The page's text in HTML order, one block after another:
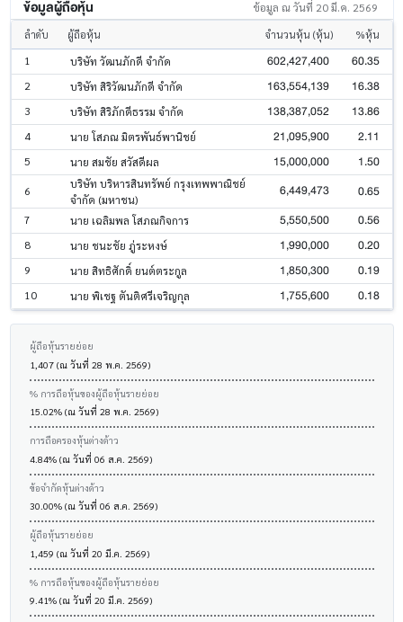
ข้อมูลผู้ถือหุ้น ข้อมูล ณ วันที่ 20 มี.ค. 2569
ลำดับ ผู้ถือหุ้น จำนวนหุ้น (หุ้น) %หุ้น
1 บริษัท วัฒนภักดี จำกัด 602,427,400 60.35
2 บริษัท สิริวัฒนภักดี จำกัด 163,554,139 16.38
3 บริษัท สิริภักดีธรรม จำกัด 138,387,052 13.86
4 นาย โสภณ มิตรพันธ์พานิชย์ 21,095,900 2.11
5 นาย สมชัย สวัสดีผล 15,000,000 1.50
6
บริษัท บริหารสินทรัพย์ กรุงเทพพาณิชย์
จำกัด (มหาชน)
6,449,473 0.65
7 นาย เฉลิมพล โสภณกิจการ 5,550,500 0.56
8 นาย ชนะชัย ภู่ระหงษ์ 1,990,000 0.20
9 นาย สิทธิศักดิ์ ยนต์ตระกูล 1,850,300 0.19
10 นาย พิเชฐ ตันติศรีเจริญกุล 1,755,600 0.18
ผู้ถือหุ้นรายย่อย
1,407 (ณ วันที่ 28 พ.ค. 2569)
% การถือหุ้นของผู้ถือหุ้นรายย่อย
15.02% (ณ วันที่ 28 พ.ค. 2569)
การถือครองหุ้นต่างด้าว
4.84% (ณ วันที่ 06 ส.ค. 2569)
ข้อจำกัดหุ้นต่างด้าว
30.00% (ณ วันที่ 06 ส.ค. 2569)
ผู้ถือหุ้นรายย่อย
1,459 (ณ วันที่ 20 มี.ค. 2569)
% การถือหุ้นของผู้ถือหุ้นรายย่อย
9.41% (ณ วันที่ 20 มี.ค. 2569)